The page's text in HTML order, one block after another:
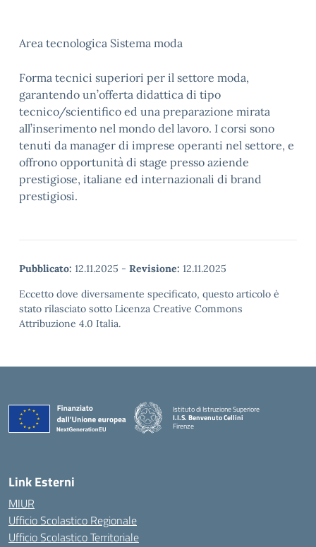
Area tecnologica Sistema moda
Forma tecnici superiori per il settore moda,
garantendo un’offerta didattica di tipo
tecnico/scientifico ed una preparazione mirata
all’inserimento nel mondo del lavoro. I corsi sono
tenuti da manager di imprese operanti nel settore, e
offrono opportunità di stage presso aziende
prestigiose, italiane ed internazionali di brand
prestigiosi.
Pubblicato: 12.11.2025 - Revisione: 12.11.2025
Eccetto dove diversamente specificato, questo articolo è
stato rilasciato sotto Licenza Creative Commons
Attribuzione 4.0 Italia.
Istituto di Istruzione Superiore
I.I.S. Benvenuto Cellini
Firenze
Link Esterni
MIUR
Ufficio Scolastico Regionale
Ufficio Scolastico Territoriale